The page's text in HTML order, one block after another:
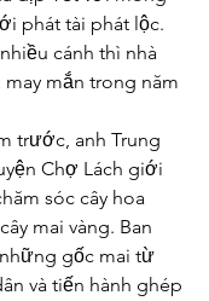
phát tài phát lộc.
cánh thì nhà
mắn trong năm
trước, anh Trung
Chợ Lách giới
sóc cây hoa
mai vàng. Ban
gốc mai từ
và tiến hành ghép